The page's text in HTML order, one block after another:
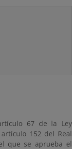
67 de la Ley
152 del Real
que se aprueba el